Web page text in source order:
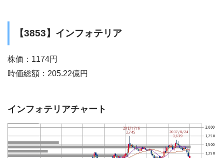
【3853】インフォテリア
株価：1174円
時価総額：205.22億円
インフォテリアチャート